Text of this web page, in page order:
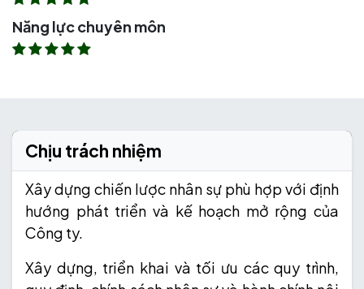
Năng lực chuyên môn
Chịu trách nhiệm
Xây dựng chiến lược nhân sự phù hợp với định
hướng phát triển và kế hoạch mở rộng của
Công ty.
Xây dựng, triển khai và tối ưu các quy trình,